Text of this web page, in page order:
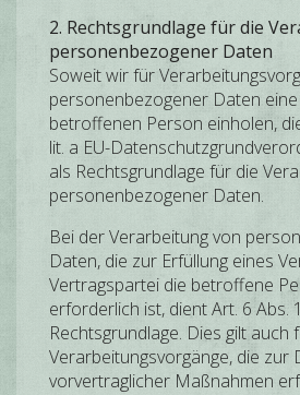
2. Rechtsgrundlage für die
personenbezogener Daten
Soweit wir für
personenbezogener Daten eine
betroffenen Person einholen,
lit. a EU-
als Rechtsgrundlage für die
personenbezogener Daten.
Bei der Verarbeitung von
Daten, die zur Erfüllung eines
Vertragspartei die betroffene
erforderlich ist, dient Art. 6 Abs.
Rechtsgrundlage. Dies gilt auch
Verarbeitungsvorgänge, die zur
vorvertraglicher Maßnahmen